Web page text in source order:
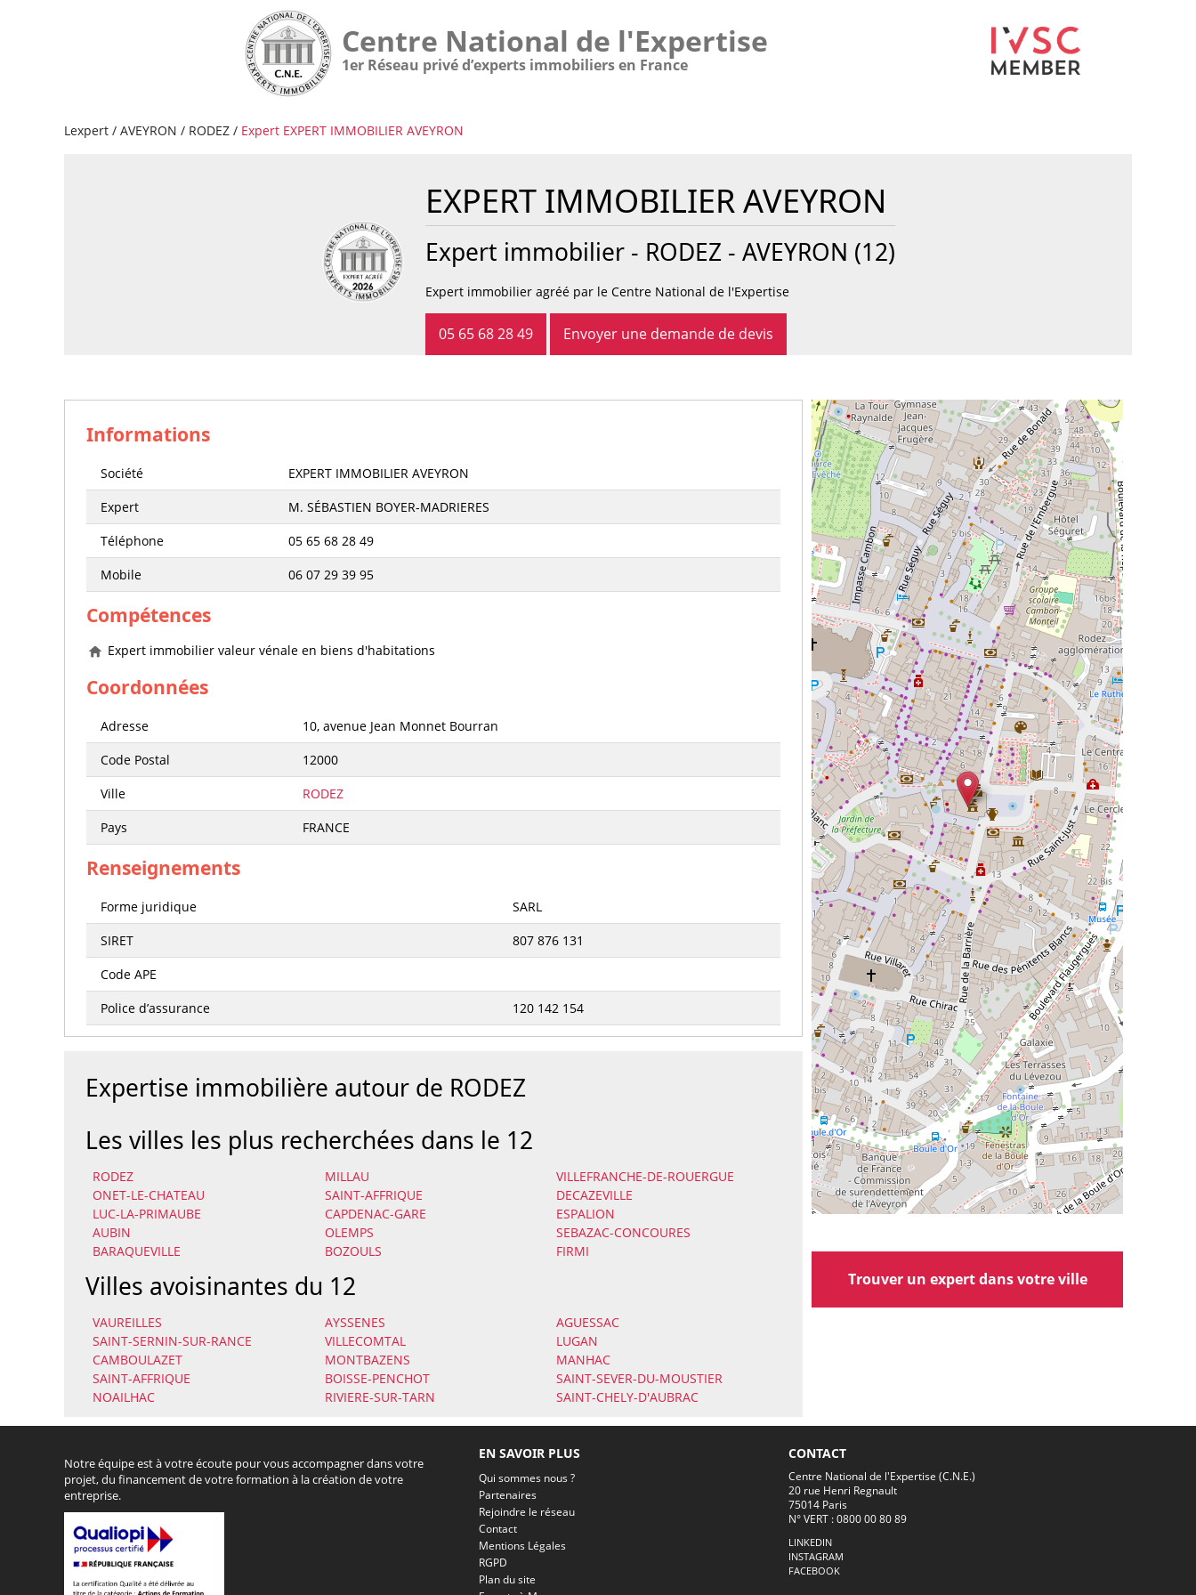
Centre National de l'Expertise
1er Réseau privé d’experts immobiliers en France
Lexpert / AVEYRON / RODEZ / Expert EXPERT IMMOBILIER AVEYRON
EXPERT IMMOBILIER AVEYRON
Expert immobilier - RODEZ - AVEYRON (12)
Expert immobilier agréé par le Centre National de l'Expertise
05 65 68 28 49 Envoyer une demande de devis
Informations
Société
EXPERT IMMOBILIER AVEYRON
Expert
M. SÉBASTIEN BOYER-MADRIERES
Téléphone
05 65 68 28 49
Mobile
06 07 29 39 95
Compétences
Expert immobilier valeur vénale en biens d'habitations
Coordonnées
Adresse
10, avenue Jean Monnet Bourran
Code Postal
12000
Ville
RODEZ
Pays
FRANCE
Renseignements
Forme juridique
SARL
SIRET
807 876 131
Code APE
Police d’assurance
120 142 154
Expertise immobilière autour de RODEZ
Les villes les plus recherchées dans le 12
RODEZ MILLAU
VILLEFRANCHE-DE-ROUERGUE
ONET-LE-CHATEAU
SAINT-AFFRIQUE
DECAZEVILLE
LUC-LA-PRIMAUBE
CAPDENAC-GARE
ESPALION
AUBIN
OLEMPS
SEBAZAC-CONCOURES
BARAQUEVILLE
BOZOULS FIRMI
Villes avoisinantes du 12
VAUREILLES AYSSENES
AGUESSAC
SAINT-SERNIN-SUR-RANCE
VILLECOMTAL
LUGAN
CAMBOULAZET
MONTBAZENS
MANHAC
SAINT-AFFRIQUE
BOISSE-PENCHOT
SAINT-SEVER-DU-MOUSTIER
NOAILHAC
RIVIERE-SUR-TARN SAINT-CHELY-D'AUBRAC
Trouver un expert dans votre ville
Notre équipe est à votre écoute pour vous accompagner dans votre
projet, du financement de votre formation à la création de votre
entreprise.
EN SAVOIR PLUS
Qui sommes nous ?
Partenaires
Rejoindre le réseau
Contact
Mentions Légales
RGPD
Plan du site
CONTACT
Centre National de l'Expertise (C.N.E.)
20 rue Henri Regnault
75014 Paris
N° VERT : 0800 00 80 89
LINKEDIN
INSTAGRAM
FACEBOOK